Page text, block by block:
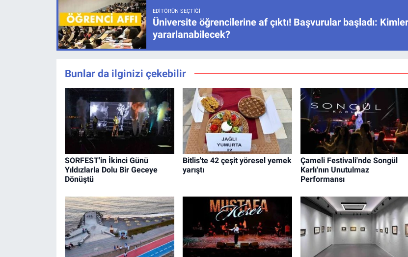
EDITÖRÜN SEÇTIĞI
Üniversite öğrencilerine af çıktı! Başvurular başladı: Kimler
yararlanabilecek?
Bunlar da ilginizi çekebilir
SORFEST'in İkinci Günü
Yıldızlarla Dolu Bir Geceye
Dönüştü
Bitlis'te 42 çeşit yöresel yemek
yarıştı
Çameli Festivali'nde Songül
Karlı'nın Unutulmaz
Performansı